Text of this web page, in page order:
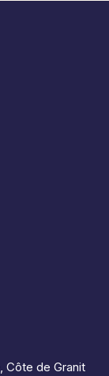
, Côte de Granit